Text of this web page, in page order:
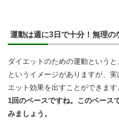
運動は週に3日で十分！無理の
ダイエットのための運動という
というイメージがありますが、
エット効果を出すことができます
1回のペースですね。このペース
みましょう。